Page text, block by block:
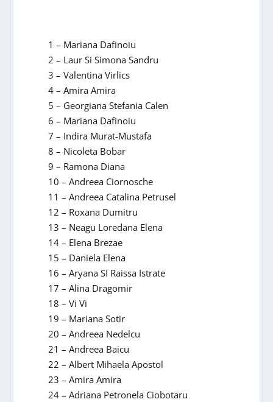
1 – Mariana Dafinoiu
2 – Laur Si Simona Sandru
3 – Valentina Virlics
4 – Amira Amira
5 – Georgiana Stefania Calen
6 – Mariana Dafinoiu
7 – Indira Murat-Mustafa
8 – Nicoleta Bobar
9 – Ramona Diana
10 – Andreea Ciornosche
11 – Andreea Catalina Petrusel
12 – Roxana Dumitru
13 – Neagu Loredana Elena
14 – Elena Brezae
15 – Daniela Elena
16 – Aryana SI Raissa Istrate
17 – Alina Dragomir
18 – Vi Vi
19 – Mariana Sotir
20 – Andreea Nedelcu
21 – Andreea Baicu
22 – Albert Mihaela Apostol
23 – Amira Amira
24 – Adriana Petronela Ciobotaru